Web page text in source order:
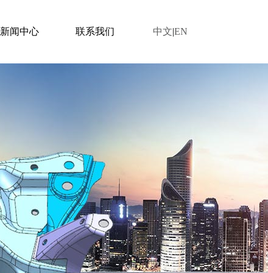
中文|EN
联系我们
新闻中心